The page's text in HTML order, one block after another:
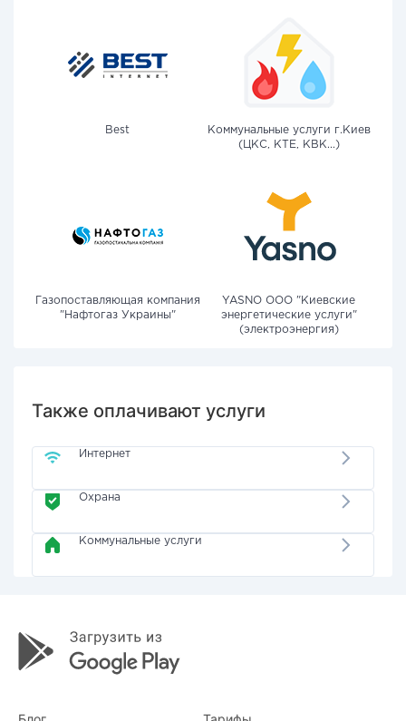
Best
Коммунальные услуги г.Киев
(ЦКС, КТЕ, КВК...)
Газопоставляющая компания
"Нафтогаз Украины"
YASNO OOO "Киевские
энергетические услуги"
(электроэнергия)
Также оплачивают услуги
Интернет
Охрана
Коммунальные услуги